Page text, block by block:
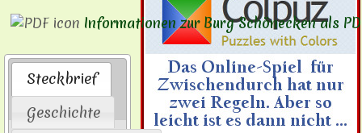
Informationen zur Burg Schönecken als
Steckbrief
Geschichte